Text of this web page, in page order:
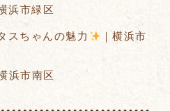
浜市緑区
スちゃんの魅力
｜横浜市
浜市南区